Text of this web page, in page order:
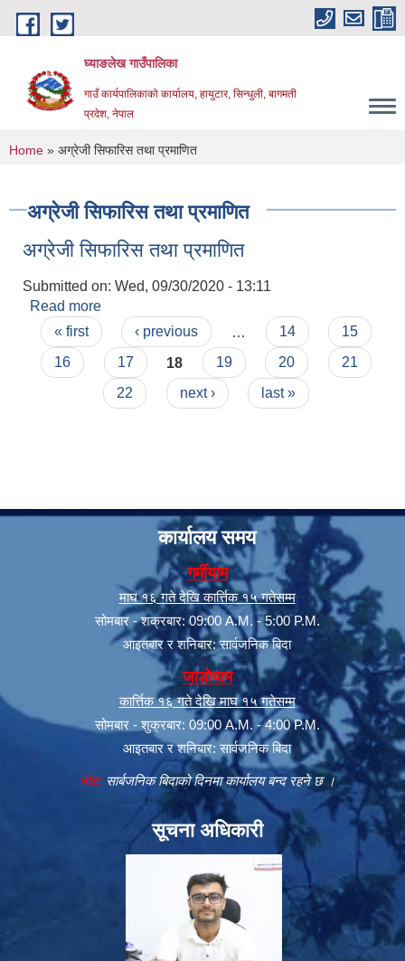
Skip to main content
घ्याङलेख गाउँपालिका
गाउँ कार्यपालिकाको कार्यालय, हायुटार, सिन्धुली, बागमती
प्रदेश, नेपाल
You are here
Home » अग्रेजी सिफारिस तथा प्रमाणित
अग्रेजी सिफारिस तथा प्रमाणित
अग्रेजी सिफारिस तथा प्रमाणित
Submitted on: Wed, 09/30/2020 - 13:11
Read more
Pages
« first ‹ previous 14
15
16
17 18 19 20
21
22
next › last »
कार्यालय समय
गर्मीयाम
माघ १६ गते देखि कार्त्तिक १५ गतेसम्म
सोमबार - शक्रबार: 09:00 A.M. - 5:00 P.M.
आइतबार र शनिबार: सार्वजनिक बिदा
जाडोयाम
कार्त्तिक १६ गते देखि माघ १५ गतेसम्म
सोमबार - शुक्रबार: 09:00 A.M. - 4:00 P.M.
आइतबार र शनिबार: सार्वजनिक बिदा
नोट:सार्बजनिक बिदाको दिनमा कार्यालय बन्द रहने छ ।
सूचना अधिकारी